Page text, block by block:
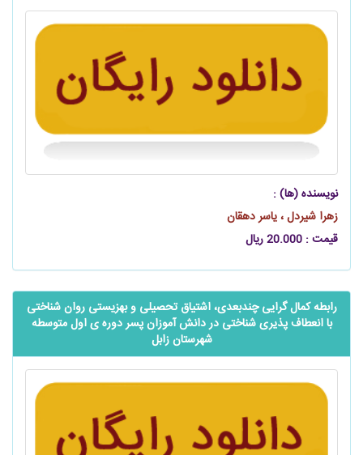
نویسنده (ها) :
زهرا شیردل ، یاسر دهقان
قیمت : 20.000 ریال
رابطه‌ کمال گرایی چندبعدی، اشتیاق تحصیلی و بهزیستی روان شناختی
با انعطاف پذیری شناختی در دانش آموزان پسر دوره ی اول متوسطه
شهرستان زابل